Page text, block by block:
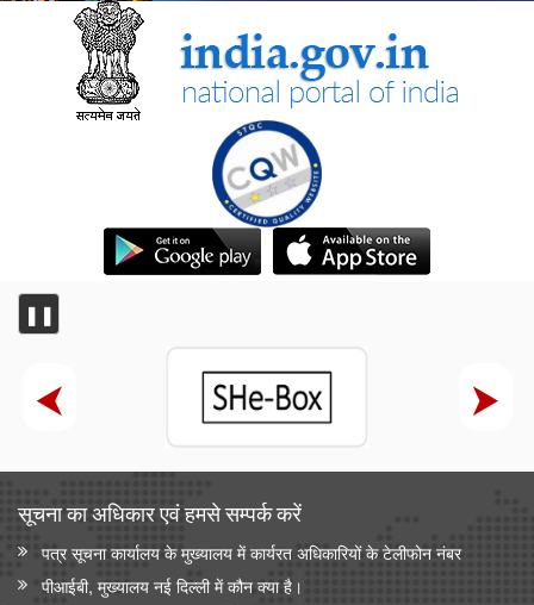
केंद्रीकृत जन शिकायत निवारण और निगरानी प्रणाली (सीपीग्राम)
भारतीय प्रतिस्पर्धा आयोग (सीसीआई) ने ब्रिक्स प्रतिस्पर्धा प्राधिकरणों के
प्रमुखों की बैठक आयोजित की
❚❚
सूचना का अधिकार एवं हमसे सम्‍पर्क करें
पत्र सूचना कार्यालय के मुख्यालय में कार्यरत अधिकारियों के टेलीफोन नंबर
पीआईबी, मुख्यालय नई दिल्ली में कौन क्या है।